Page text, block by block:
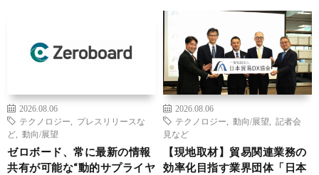
2026.08.06
テクノロジー
プレスリリースな
ど
動向/展望
ゼロボード、常に最新の情報
共有が可能な“動的サプライヤ
2026.08.06
テクノロジー
動向/展望
記者会
見など
【現地取材】貿易関連業務の
効率化目指す業界団体「日本